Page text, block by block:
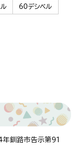
60デシベル
年釧路市告示第91